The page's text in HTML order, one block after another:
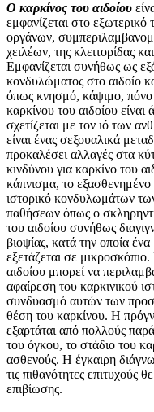
Ο καρκίνος του αιδοίου
εμφανίζεται στο
οργάνων,
χειλέων, της κλειτορίδας
Εμφανίζεται συνήθως ως
κονδυλώματος στο αιδοίο
όπως κνησμό, κάψιμο, πόνο
καρκίνου του αιδοίου είναι
σχετίζεται με τον ιό των
είναι ένας σεξουαλικά
προκαλέσει αλλαγές στα
κινδύνου για καρκίνο του
κάπνισμα, το
ιστορικό κονδυλωμάτων
παθήσεων όπως ο
του αιδοίου συνήθως
βιοψίας, κατά την οποία
εξετάζεται σε
αιδοίου μπορεί να
αφαίρεση του καρκινικού
συνδυασμό αυτών των
θέση του καρκίνου. Η
εξαρτάται από πολλούς
του όγκου, το στάδιο του
ασθενούς. Η έγκαιρη
τις πιθανότητες επιτυχούς
επιβίωσης.